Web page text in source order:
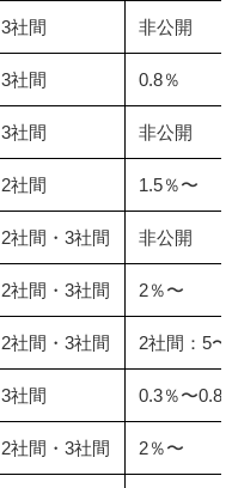
3社間 非公開
3社間 0.8％
3社間 非公開
2社間 1.5％〜
2社間・3社間 非公開
2社間・3社間 2％〜
2社間・3社間 2社間：5
3社間 0.3％〜0.8
2社間・3社間 2％〜